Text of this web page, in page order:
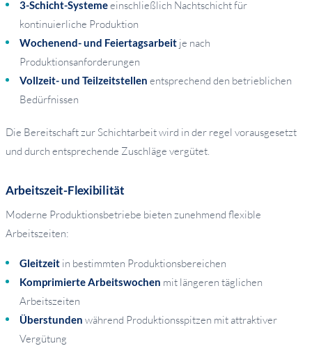
3-Schicht-Systemeeinschließlich Nachtschicht für
kontinuierliche Produktion
Wochenend- und Feiertagsarbeit je nach
Produktionsanforderungen
Vollzeit- und Teilzeitstellen entsprechend den betrieblichen
Bedürfnissen
Die Bereitschaft zur Schichtarbeit wird in der regel vorausgesetzt
und durch entsprechende Zuschläge vergütet.
Arbeitszeit-Flexibilität
Moderne Produktionsbetriebe bieten zunehmend flexible
Arbeitszeiten:
Gleitzeit in bestimmten Produktionsbereichen
Komprimierte Arbeitswochen mit längeren täglichen
Arbeitszeiten
Überstunden während Produktionsspitzen mit attraktiver
Vergütung